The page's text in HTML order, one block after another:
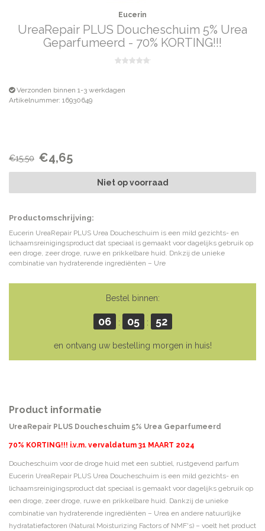
Eucerin
UreaRepair PLUS Doucheschuim 5% Urea
Geparfumeerd - 70% KORTING!!!
Verzonden binnen 1-3 werkdagen
Artikelnummer: 16930649
€15,50 €4,65
Niet op voorraad
Productomschrijving:
Eucerin UreaRepair PLUS Urea Doucheschuim is een mild gezichts- en
lichaamsreinigingsproduct dat speciaal is gemaakt voor dagelijks gebruik op
een droge, zeer droge, ruwe en prikkelbare huid. Dnkzij de unieke
combinatie van hydraterende ingrediënten – Ure
Bestel binnen:
06 : 05 : 52
en ontvang uw bestelling morgen in huis!
Product informatie
UreaRepair PLUS Doucheschuim 5% Urea Geparfumeerd
70% KORTING!!! i.v.m. vervaldatum 31 MAART 2024
Doucheschuim voor de droge huid met een subtiel, rustgevend parfum
Eucerin UreaRepair PLUS Urea Doucheschuim is een mild gezichts- en
lichaamsreinigingsproduct dat speciaal is gemaakt voor dagelijks gebruik op
een droge, zeer droge, ruwe en prikkelbare huid. Dankzij de unieke
combinatie van hydraterende ingrediënten – Urea en andere natuurlijke
hydratatiefactoren (Natural Moisturizing Factors of NMF's) – voelt het product